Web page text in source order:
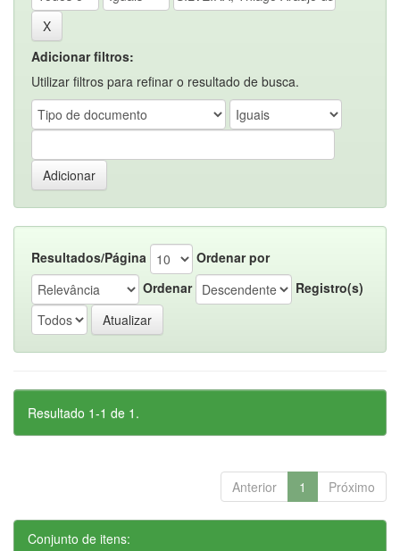
Adicionar filtros:
Utilizar filtros para refinar o resultado de busca.
Resultados/Página
Ordenar por
Ordenar
Registro(s)
Resultado 1-1 de 1.
Anterior 1 Próximo
Conjunto de itens: